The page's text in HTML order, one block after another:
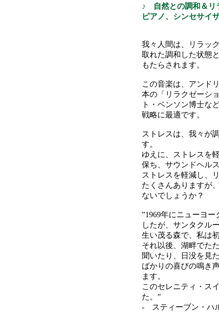
♪ 自然との調和＆リ
ピアノ、シンセサイ
我々人間は、リラッ
取れた調和した状態
もたらされます。
この音楽は、アンド
本の「リラクゼーシ
ト・ベンソン博士な
戦略に最適です。
ストレスは、我々が
す。
ゆえに、ストレスを
保ち、サウンドヘル
ストレスを軽減し、
たくさんありますが
ないでしょうか？
”1969年にニューヨ
したが、サンタクル
生い茂る森で、私は
それ以後、湖畔でた
聞いたり、日没を見
ばかりの喜びの鳴き
ます。
このセレニティ・ス
た。”
- スティーブン・ハ